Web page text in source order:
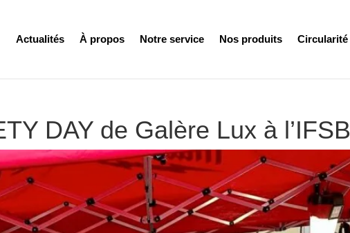
Actualités À propos Notre service Nos produits Circularité
DAY de Galère Lux à l’IFSB